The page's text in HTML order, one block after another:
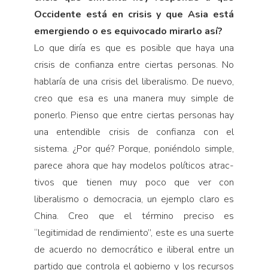
Occidente está en crisis y que Asia está
emergiendo o es equivocado mirarlo así?
Lo que diría es que es posible que haya una
crisis de confianza entre ciertas personas. No
hablaría de una crisis del liberalismo. De nuevo,
creo que esa es una manera muy simple de
ponerlo. Pienso que entre ciertas personas hay
una entendible crisis de confianza con el
sistema. ¿Por qué? Porque, poniéndolo simple,
parece ahora que hay modelos políticos atrac­
tivos que tienen muy poco que ver con
liberalismo o democracia, un ejemplo claro es
China. Creo que el término preciso es
“legitimidad de rendimiento”, este es una suerte
de acuerdo no democrático e ili­beral entre un
partido que controla el gobierno y los recursos